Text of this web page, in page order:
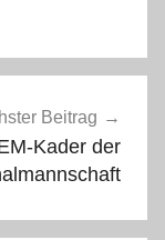
Beitrag
Kader der